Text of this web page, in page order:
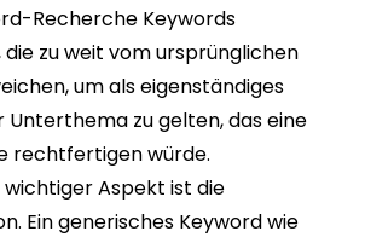
Recherche Keywords
zu weit vom ursprünglichen
um als eigenständiges
Unterthema zu gelten, das eine
rechtfertigen würde.
wichtiger Aspekt ist die
Ein generisches Keyword wie